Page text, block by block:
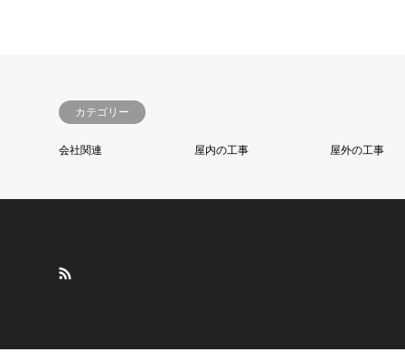
カテゴリー
会社関連 屋内の工事 屋外の工事